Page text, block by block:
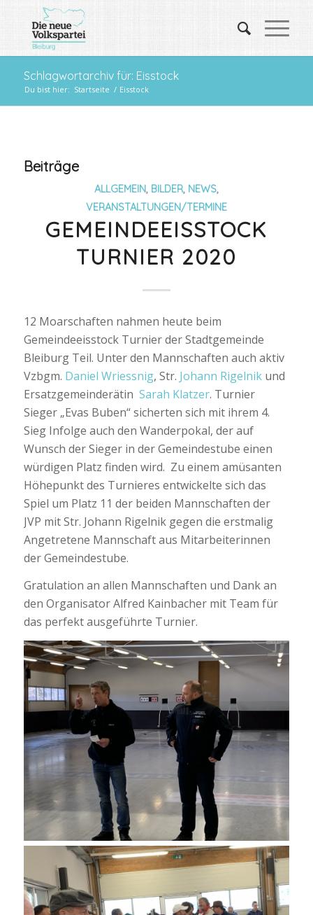
Schlagwortarchiv für: Eisstock
Du bist hier: Startseite / Eisstock
Beiträge
ALLGEMEIN, BILDER, NEWS,
VERANSTALTUNGEN/TERMINE
GEMEINDEEISSTOCK
TURNIER 2020
12 Moarschaften nahmen heute beim
Gemeindeeisstock Turnier der Stadtgemeinde
Bleiburg Teil. Unter den Mannschaften auch aktiv
Vzbgm. Daniel Wriessnig, Str. Johann Rigelnikund
Ersatzgemeinderätin Sarah Klatzer. Turnier
Sieger „Evas Buben“ sicherten sich mit ihrem 4.
Sieg Infolge auch den Wanderpokal, der auf
Wunsch der Sieger in der Gemeindestube einen
würdigen Platz finden wird. Zu einem amüsanten
Höhepunkt des Turnieres entwickelte sich das
Spiel um Platz 11 der beiden Mannschaften der
JVP mit Str. Johann Rigelnik gegen die erstmalig
Angetretene Mannschaft aus Mitarbeiterinnen
der Gemeindestube.
Gratulation an allen Mannschaften und Dank an
den Organisator Alfred Kainbacher mit Team für
das perfekt ausgeführte Turnier.